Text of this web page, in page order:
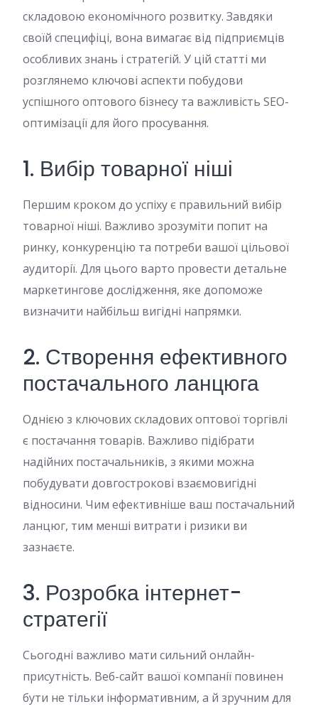
складовою економічного розвитку. Завдяки
своїй специфіці, вона вимагає від підприємців
особливих знань і стратегій. У цій статті ми
розглянемо ключові аспекти побудови
успішного оптового бізнесу та важливість SEO-
оптимізації для його просування.
1. Вибір товарної ніші
Першим кроком до успіху є правильний вибір
товарної ніші. Важливо зрозуміти попит на
ринку, конкуренцію та потреби вашої цільової
аудиторії. Для цього варто провести детальне
маркетингове дослідження, яке допоможе
визначити найбільш вигідні напрямки.
2. Створення ефективного
постачального ланцюга
Однією з ключових складових оптової торгівлі
є постачання товарів. Важливо підібрати
надійних постачальників, з якими можна
побудувати довгострокові взаємовигідні
відносини. Чим ефективніше ваш постачальний
ланцюг, тим менші витрати і ризики ви
зазнаєте.
3. Розробка інтернет-
стратегії
Сьогодні важливо мати сильний онлайн-
присутність. Веб-сайт вашої компанії повинен
бути не тільки інформативним, а й зручним для